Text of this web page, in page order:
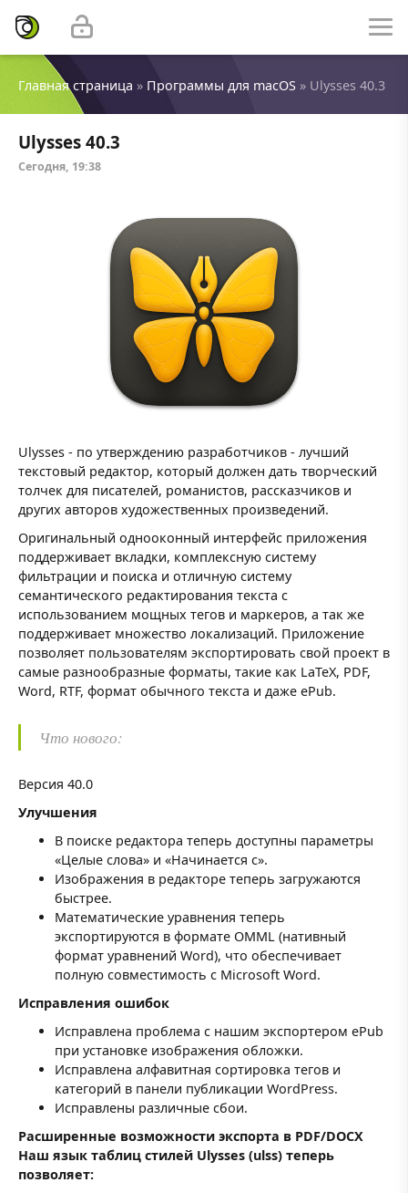
Главная страница » Программы для macOS » Ulysses 40.3
Ulysses 40.3
Сегодня, 19:38
Ulysses - по утверждению разработчиков - лучший
текстовый редактор, который должен дать творческий
толчек для писателей, романистов, рассказчиков и
других авторов художественных произведений.
Оригинальный однооконный интерфейс приложения
поддерживает вкладки, комплексную систему
фильтрации и поиска и отличную систему
семантического редактирования текста с
использованием мощных тегов и маркеров, а так же
поддерживает множество локализаций. Приложение
позволяет пользователям экспортировать свой проект в
самые разнообразные форматы, такие как LaTeX, PDF,
Word, RTF, формат обычного текста и даже ePub.
Что нового:
Версия 40.0
Улучшения
В поиске редактора теперь доступны параметры
«Целые слова» и «Начинается с».
Изображения в редакторе теперь загружаются
быстрее.
Математические уравнения теперь
экспортируются в формате OMML (нативный
формат уравнений Word), что обеспечивает
полную совместимость с Microsoft Word.
Исправления ошибок
Исправлена проблема с нашим экспортером ePub
при установке изображения обложки.
Исправлена алфавитная сортировка тегов и
категорий в панели публикации WordPress.
Исправлены различные сбои.
Расширенные возможности экспорта в PDF/DOCX
Наш язык таблиц стилей Ulysses (ulss) теперь
позволяет: